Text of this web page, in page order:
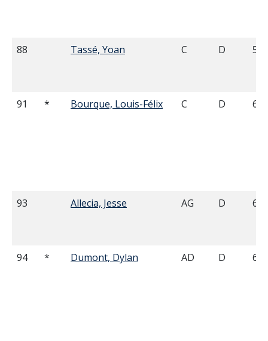
88 Tassé, Yoan C D
91 * Bourque, Louis-Félix C D
93 Allecia, Jesse AG D
94 * Dumont, Dylan AD D